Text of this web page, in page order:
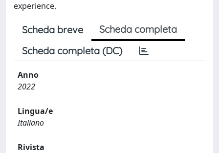
experience.
Scheda breve
Scheda completa
Scheda completa (DC)
Anno
2022
Lingua/e
Italiano
Rivista